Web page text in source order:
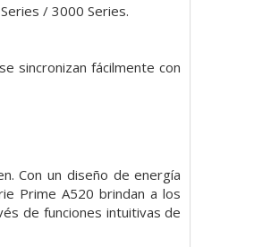
/ 3000 Series.
sincronizan fácilmente con
Con un diseño de energía
Prime A520 brindan a los
de funciones intuitivas de